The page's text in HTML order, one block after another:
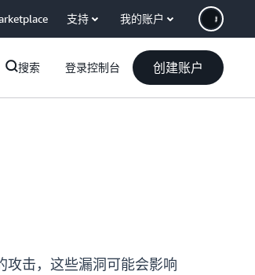
支持 我的账户
搜索 登录控制台 创建账户
攻击，这些漏洞可能会影响